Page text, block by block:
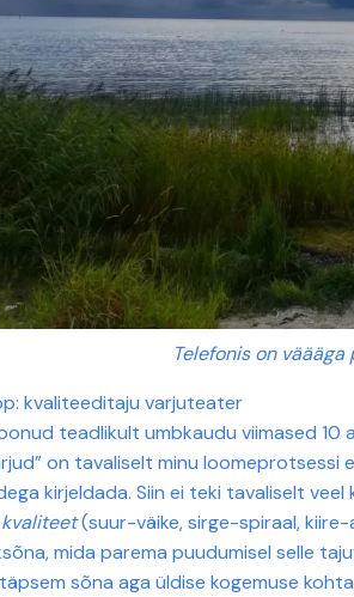
Telefonis on
kvaliteeditaju varjuteater
teadlikult umbkaudu viimased
on tavaliselt minu loomeprotsessi
kirjeldada. Siin ei teki tavaliselt
kvaliteet(suur-väike, sirge-spiraal, kiire-
mida parema puudumisel selle
sõna aga üldise kogemuse